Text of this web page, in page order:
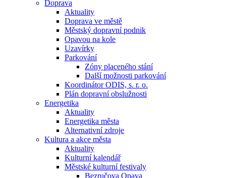
Doprava
Aktuality
Doprava ve městě
Městský dopravní podnik
Opavou na kole
Uzavírky
Parkování
Zóny placeného stání
Další možnosti parkování
Koordinátor ODIS, s. r. o.
Plán dopravní obslužnosti
Energetika
Aktuality
Energetika města
Alternativní zdroje
Kultura a akce města
Aktuality
Kulturní kalendář
Městské kulturní festivaly
Bezručova Opava